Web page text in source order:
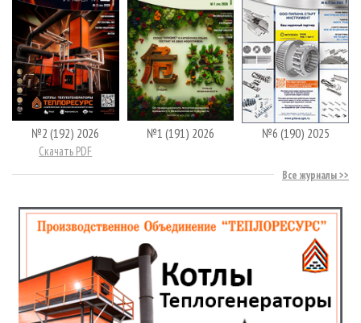
№2 (192) 2026
Скачать PDF
№1 (191) 2026 №6 (190) 2025
Все журналы